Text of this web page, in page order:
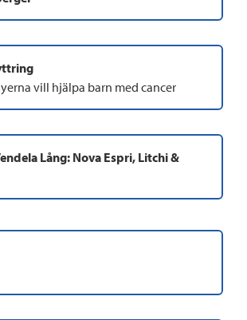
vill hjälpa barn med cancer
Lång: Nova Espri, Litchi &